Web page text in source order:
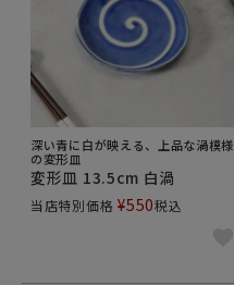
深い青に白が映える、上品な渦模様
の変形皿
変形皿 13.5cm 白渦
当店特別価格 ¥550税込